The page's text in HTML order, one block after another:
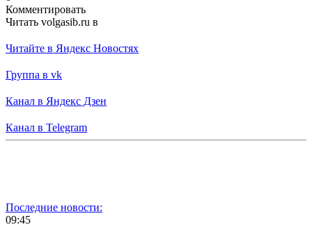
Комментировать
Читать volgasib.ru в
Читайте в Яндекс Новостях
Группа в vk
Канал в Яндекс Дзен
Канал в Telegram
Последние новости:
09:45